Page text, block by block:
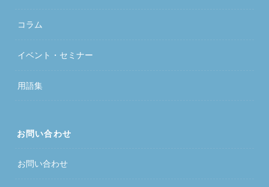
コラム
イベント・セミナー
用語集
お問い合わせ
お問い合わせ